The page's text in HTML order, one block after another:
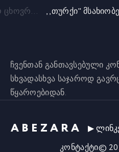
ქაია და ზერინი რეალურ ცხოვრებაში შეყვარებულები არიან?
ჩვენთან განთავსებული
სხვადასხვა საჯაროდ
წყაროებიდან.
ABEZARA
▶
კონტაქტი©